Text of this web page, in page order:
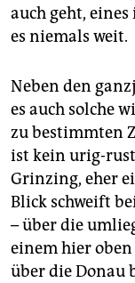
auch geht,
es niemals weit.
Neben den
es auch solche
zu bestimmten
ist kein urig-
Grinzing, eher
Blick schweift
– über die
einem hier
über die Donau